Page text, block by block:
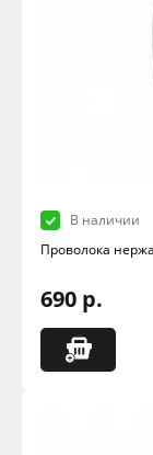
В наличии
Проволока
690 р.